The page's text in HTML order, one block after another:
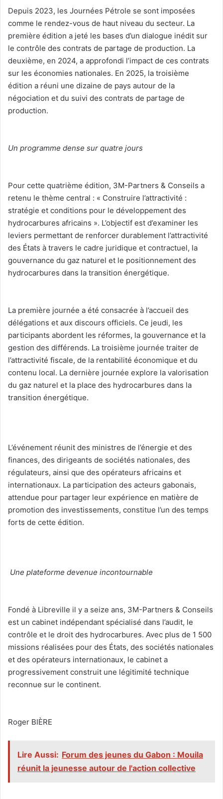
‎Depuis 2023, les Journées Pétrole se sont imposées
comme le rendez-vous de haut niveau du secteur. La
première édition a jeté les bases d’un dialogue inédit sur
le contrôle des contrats de partage de production. La
deuxième, en 2024, a approfondi l’impact de ces contrats
sur les économies nationales. En 2025, la troisième
édition a réuni une dizaine de pays autour de la
négociation et du suivi des contrats de partage de
production.
Un programme dense sur quatre jours
‎Pour cette quatrième édition, 3M-Partners & Conseils a
retenu le thème central : « Construire l’attractivité :
stratégie et conditions pour le développement des
hydrocarbures africains ». L’objectif est d’examiner les
leviers permettant de renforcer durablement l’attractivité
des États à travers le cadre juridique et contractuel, la
gouvernance du gaz naturel et le positionnement des
hydrocarbures dans la transition énergétique.
‎La première journée a été consacrée à l’accueil des
délégations et aux discours officiels. Ce jeudi, les
participants abordent les réformes, la gouvernance et la
gestion des différends. La troisième journée traiter de
l’attractivité fiscale, de la rentabilité économique et du
contenu local. La dernière journée explore la valorisation
du gaz naturel et la place des hydrocarbures dans la
transition énergétique.
‎L’événement réunit des ministres de l’énergie et des
finances, des dirigeants de sociétés nationales, des
régulateurs, ainsi que des opérateurs africains et
internationaux. La participation des acteurs gabonais,
attendue pour partager leur expérience en matière de
promotion des investissements, constitue l’un des temps
forts de cette édition.
Une plateforme devenue incontournable
‎Fondé à Libreville il y a seize ans, 3M-Partners & Conseils
est un cabinet indépendant spécialisé dans l’audit, le
contrôle et le droit des hydrocarbures. Avec plus de 1 500
missions réalisées pour des États, des sociétés nationales
et des opérateurs internationaux, le cabinet a
progressivement construit une légitimité technique
reconnue sur le continent.
‎Roger BIÈRE
Lire Aussi: Forum des jeunes du Gabon : Mouila
réunit la jeunesse autour de l'action collective